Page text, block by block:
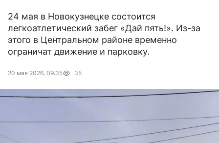
24 мая в Новокузнецке состоится
легкоатлетический забег «Дай пять!». Из-за
этого в Центральном районе временно
ограничат движение и парковку.
20 мая 2026, 09:35 35